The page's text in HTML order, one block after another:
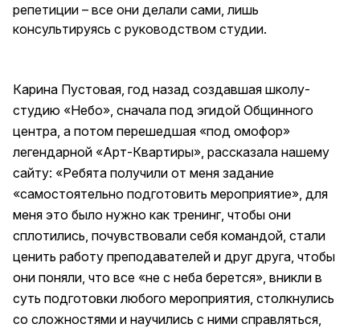
репетиции – все они делали сами, лишь
консультируясь с руководством студии.
Карина Пустовая, год назад создавшая школу-
студию «Небо», сначала под эгидой Общинного
центра, а потом перешедшая «под омофор»
легендарной «Арт-Квартиры», рассказала нашему
сайту: «Ребята получили от меня задание
«самостоятельно подготовить мероприятие», для
меня это было нужно как тренинг, чтобы они
сплотились, почувствовали себя командой, стали
ценить работу преподавателей и друг друга, чтобы
они поняли, что все «не с неба берется», вникли в
суть подготовки любого мероприятия, столкнулись
со сложностями и научились с ними справляться,